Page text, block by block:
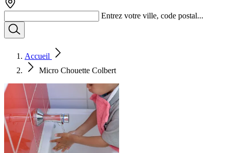
Entrez votre ville, code postal...
Accueil
Micro Chouette Colbert